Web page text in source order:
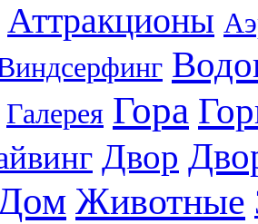
Аттракционы
Галерея Гора
Двор
Животные